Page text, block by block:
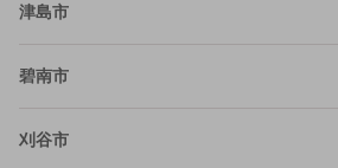
津島市
碧南市
刈谷市